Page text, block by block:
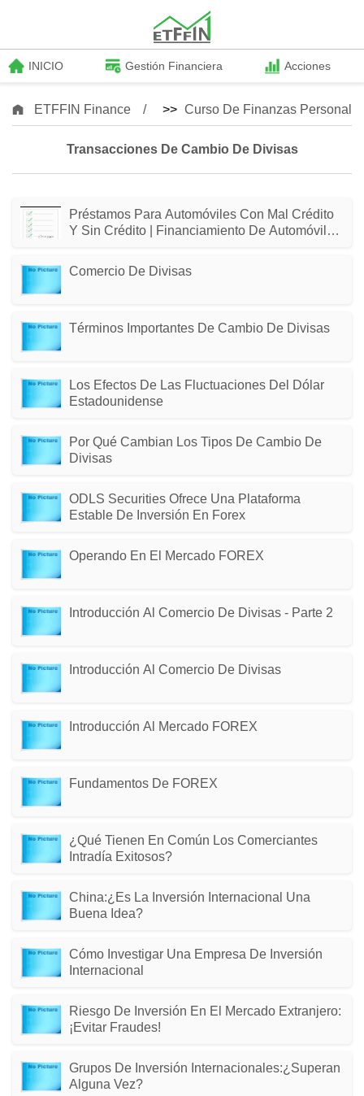
INICIO Gestión Financiera Acciones
ETFFIN Finance >> Curso De Finanzas
Transacciones De Cambio De Divisas
Préstamos Para Automóviles Con Mal Crédito
Y Sin Crédito | Financiamiento De Automóviles
Comercio De Divisas
Términos Importantes De Cambio De Divisas
Los Efectos De Las Fluctuaciones Del Dólar
Estadounidense
Por Qué Cambian Los Tipos De Cambio De
Divisas
ODLS Securities Ofrece Una Plataforma
Estable De Inversión En Forex
Operando En El Mercado FOREX
Introducción Al Comercio De Divisas - Parte 2
Introducción Al Comercio De Divisas
Introducción Al Mercado FOREX
Fundamentos De FOREX
¿Qué Tienen En Común Los Comerciantes
Intradía Exitosos?
China:¿Es La Inversión Internacional Una
Buena Idea?
Cómo Investigar Una Empresa De Inversión
Internacional
Riesgo De Inversión En El Mercado Extranjero:
¡Evitar Fraudes!
Grupos De Inversión Internacionales:¿superan
Alguna Vez?